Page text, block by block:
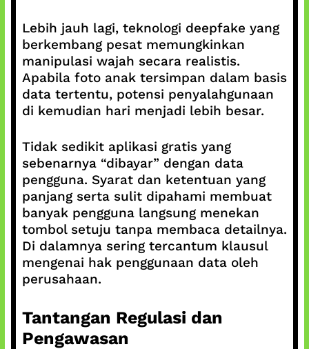
Lebih jauh lagi, teknologi deepfake yang
berkembang pesat memungkinkan
manipulasi wajah secara realistis.
Apabila foto anak tersimpan dalam basis
data tertentu, potensi penyalahgunaan
di kemudian hari menjadi lebih besar.
Tidak sedikit aplikasi gratis yang
sebenarnya “dibayar” dengan data
pengguna. Syarat dan ketentuan yang
panjang serta sulit dipahami membuat
banyak pengguna langsung menekan
tombol setuju tanpa membaca detailnya.
Di dalamnya sering tercantum klausul
mengenai hak penggunaan data oleh
perusahaan.
Tantangan Regulasi dan
Pengawasan